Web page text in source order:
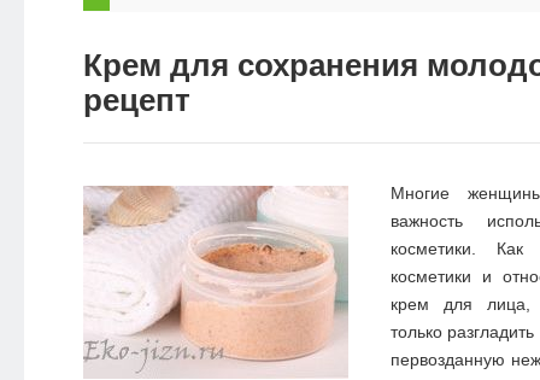
Крем для сохранения
рецепт
Многие
важность
косметики.
косметики и
крем для лица,
только
первозданную